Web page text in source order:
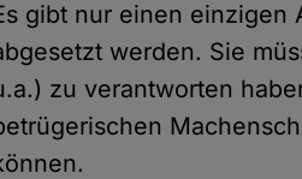
gibt nur einen einzigen
werden. Sie
zu verantworten